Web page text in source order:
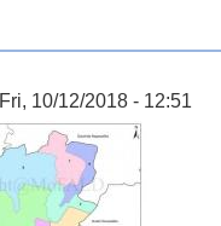
Fri, 10/12/2018 - 12:51